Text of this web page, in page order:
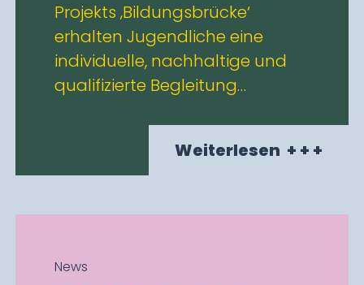
Projekts ‚Bildungsbrücke‘
erhalten Jugendliche eine
individuelle, nachhaltige und
qualifizierte Begleitung…
Weiterlesen + + +
News